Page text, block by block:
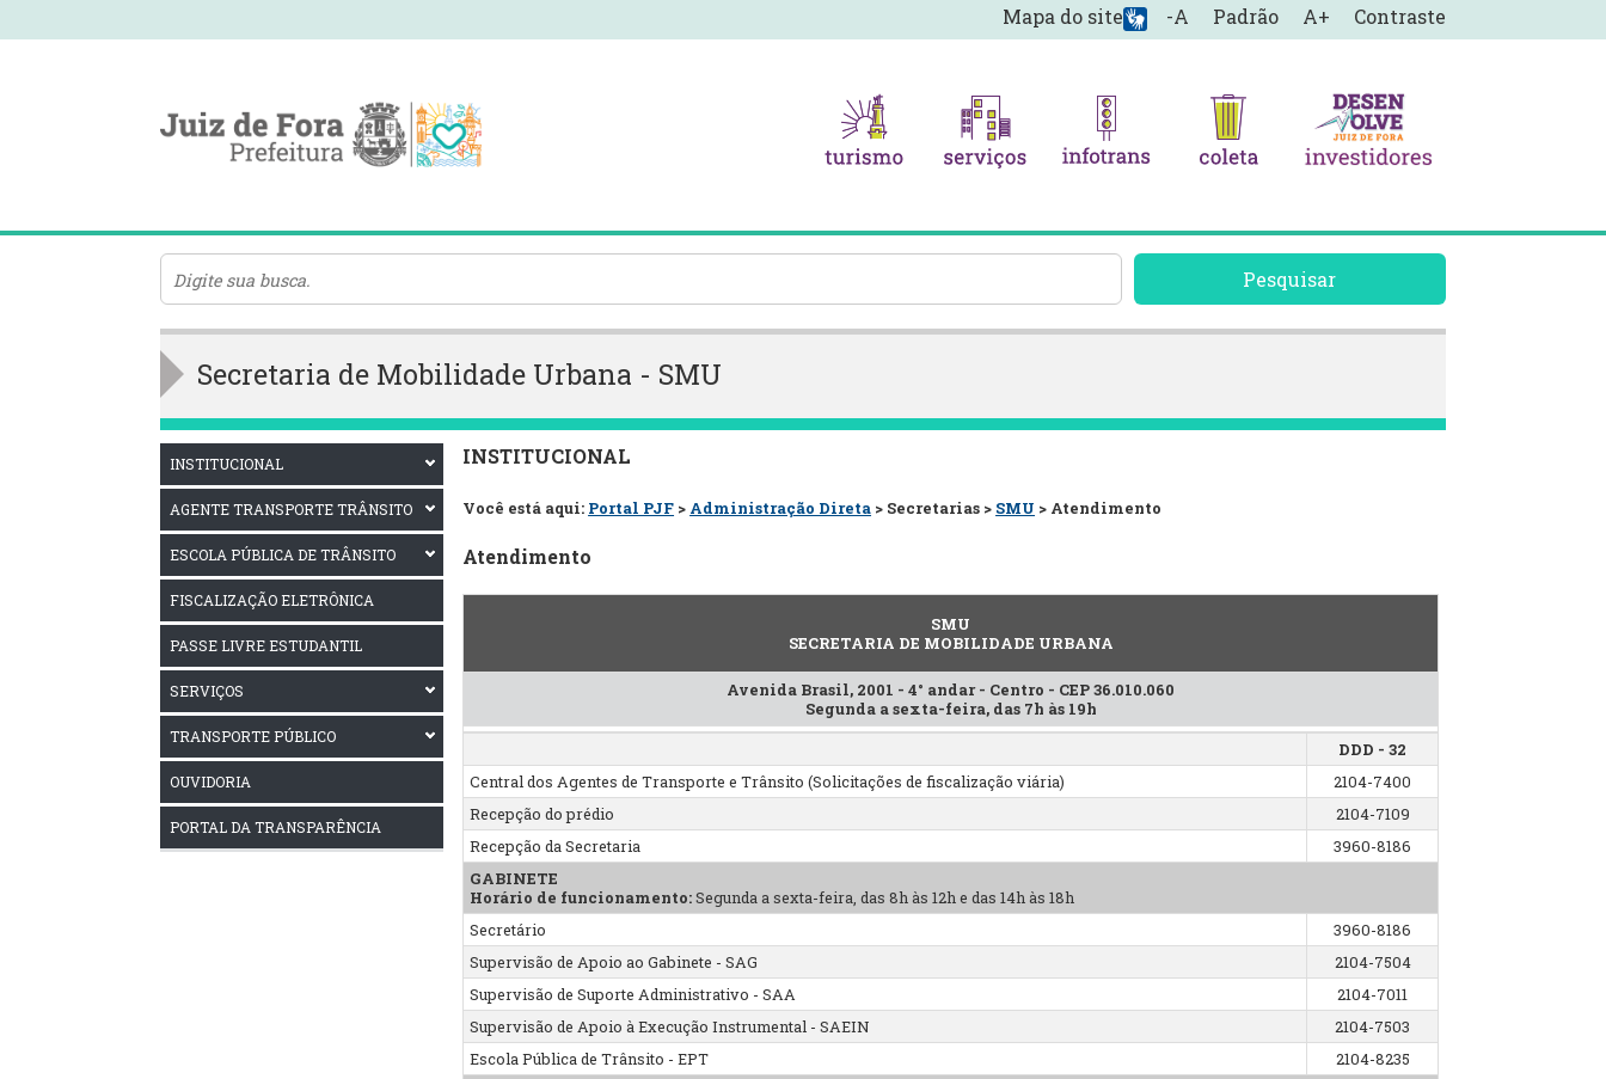
-A Padrão A+ Contraste
Mapa do site
Pesquisar
Secretaria de Mobilidade Urbana - SMU
INSTITUCIONAL
AGENTE TRANSPORTE TRÂNSITO
ESCOLA PÚBLICA DE TRÂNSITO
FISCALIZAÇÃO ELETRÔNICA
PASSE LIVRE ESTUDANTIL
SERVIÇOS
TRANSPORTE PÚBLICO
OUVIDORIA
PORTAL DA TRANSPARÊNCIA
INSTITUCIONAL
Você está aqui: Portal PJF > Administração Direta > Secretarias > SMU > Atendimento
Atendimento
SMU
SECRETARIA DE MOBILIDADE URBANA
Avenida Brasil, 2001 - 4° andar - Centro - CEP 36.010.060
Segunda a sexta-feira, das 7h às 19h
DDD - 32
Central dos Agentes de Transporte e Trânsito (Solicitações de fiscalização viária)
2104-7400
Recepção do prédio
2104-7109
Recepção da Secretaria
3960-8186
GABINETE
Horário de funcionamento:Segunda a sexta-feira, das 8h às 12h e das 14h às 18h
Secretário
3960-8186
Supervisão de Apoio ao Gabinete - SAG
2104-7504
Supervisão de Suporte Administrativo - SAA
2104-7011
Supervisão de Apoio à Execução Instrumental - SAEIN
2104-7503
Escola Pública de Trânsito - EPT
2104-8235